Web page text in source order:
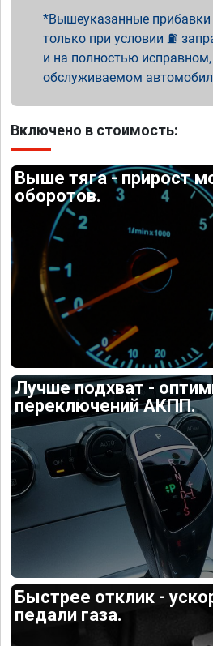
Вышеуказанные прибавки
только при условии ⛽
и на полностью
обслуживаемом
Включено в стоимость:
Выше тяга - прирост
оборотов.
Лучше подхват -
переключений АКПП.
Быстрее отклик -
педали газа.